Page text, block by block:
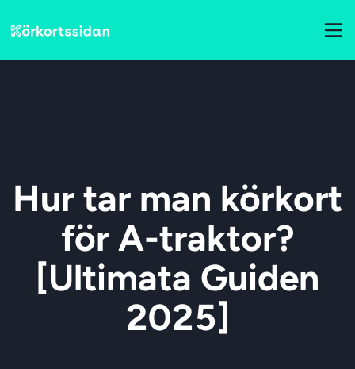
Hur tar man körkort
för A-traktor?
[Ultimata Guiden
2025]